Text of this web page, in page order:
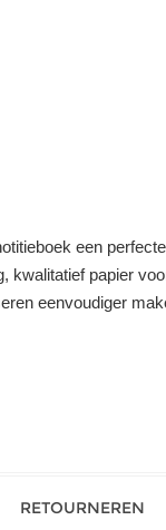
een
kwalitatief papier
eenvoudiger
RETOURNEREN